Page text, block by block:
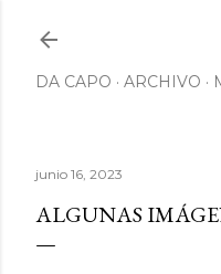
DA CAPO ARCHIVO
junio 16, 2023
ALGUNAS